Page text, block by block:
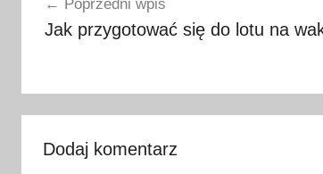
g
a
r
wpisuPoprzedni wpis
Jak przygotować się do lotu na
Dodaj komentarz